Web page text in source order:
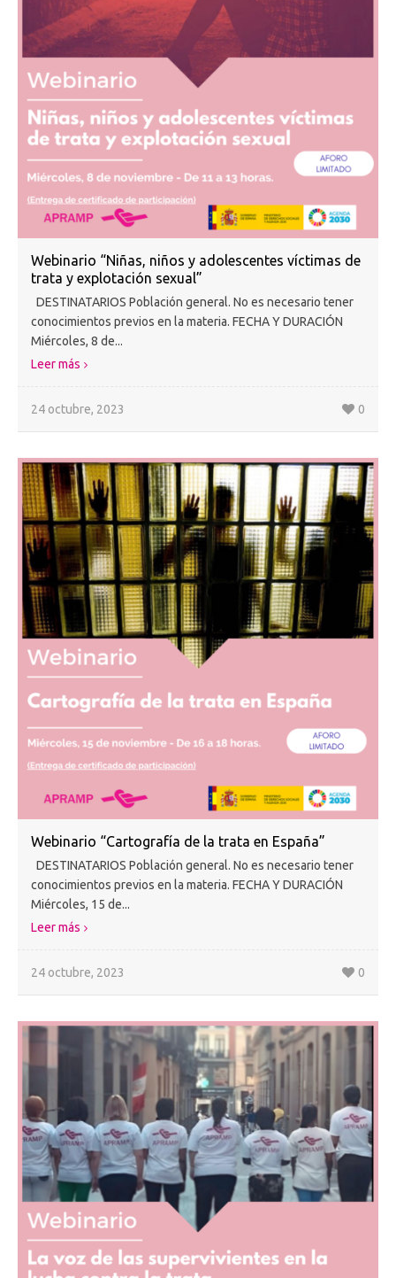
Webinario “Niñas, niños y adolescentes víctimas de
trata y explotación sexual”
DESTINATARIOS Población general. No es necesario tener
conocimientos previos en la materia. FECHA Y DURACIÓN
Miércoles, 8 de...
Leer más
24 octubre, 2023 0
Webinario “Cartografía de la trata en España”
DESTINATARIOS Población general. No es necesario tener
conocimientos previos en la materia. FECHA Y DURACIÓN
Miércoles, 15 de...
Leer más
24 octubre, 2023 0